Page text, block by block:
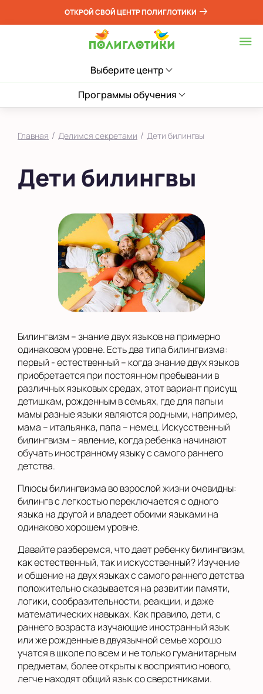
ОТКРОЙ СВОЙ ЦЕНТР ПОЛИГЛОТИКИ
Выберите центр
Программы обучения
Главная / Делимся секретами / Дети билингвы
Дети билингвы
Билингвизм – знание двух языков на примерно
одинаковом уровне. Есть два типа билингвизма:
первый - естественный – когда знание двух языков
приобретается при постоянном пребывании в
различных языковых средах, этот вариант присущ
детишкам, рожденным в семьях, где для папы и
мамы разные языки являются родными, например,
мама – итальянка, папа – немец. Искусственный
билингвизм – явление, когда ребенка начинают
обучать иностранному языку с самого раннего
детства.
Плюсы билингвизма во взрослой жизни очевидны:
билингв с легкостью переключается с одного
языка на другой и владеет обоими языками на
одинаково хорошем уровне.
Давайте разберемся, что дает ребенку билингвизм,
как естественный, так и искусственный? Изучение
и общение на двух языках с самого раннего детства
положительно сказывается на развитии памяти,
логики, сообразительности, реакции, и даже
математических навыках. Как правило, дети, с
раннего возраста изучающие иностранный язык
или же рожденные в двуязычной семье хорошо
учатся в школе по всем и не только гуманитарным
предметам, более открыты к восприятию нового,
легче находят общий язык со сверстниками.